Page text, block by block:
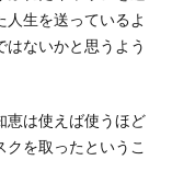
人生を送っているよ
はないかと思うよう
恵は使えば使うほど
を取ったというこ